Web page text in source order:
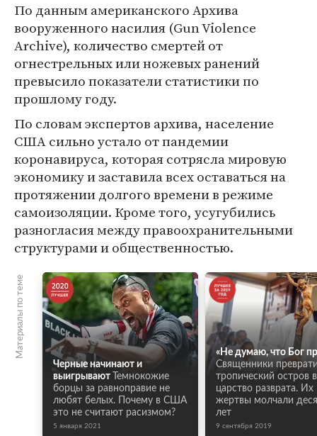
По данным американского Архива
вооруженного насилия (Gun Violence
Archive), количество смертей от
огнестрельных или ножевых ранений
превысило показатели статистики по
прошлому году.
По словам экспертов архива, население
США сильно устало от пандемии
коронавируса, которая сотрясла мировую
экономику и заставила всех оставаться на
протяжении долгого времени в режиме
самоизоляции. Кроме того, усугубились
разногласия между правоохранительными
структурами и общественностью.
Материалы по теме
Черные начинают и
выигрывают
Темнокожие
борцы за равноправие не
любят белых. Почему в США
это не считают расизмом?
5 января 2021
«Не думаю, что Бог
Священники
тропический остров в
царство разврата. Их
жертвы молчали
лет
9 сентября 2019